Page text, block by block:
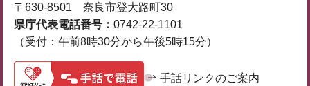
〒630-8501 奈良市登大路町30
県庁代表電話番号： 0742-22-1101
（受付：午前8時30分から午後5時15分）
手話リンクのご案内